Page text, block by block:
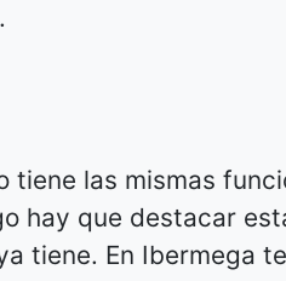
tiene las mismas
hay que destacar
tiene. En Ibermega